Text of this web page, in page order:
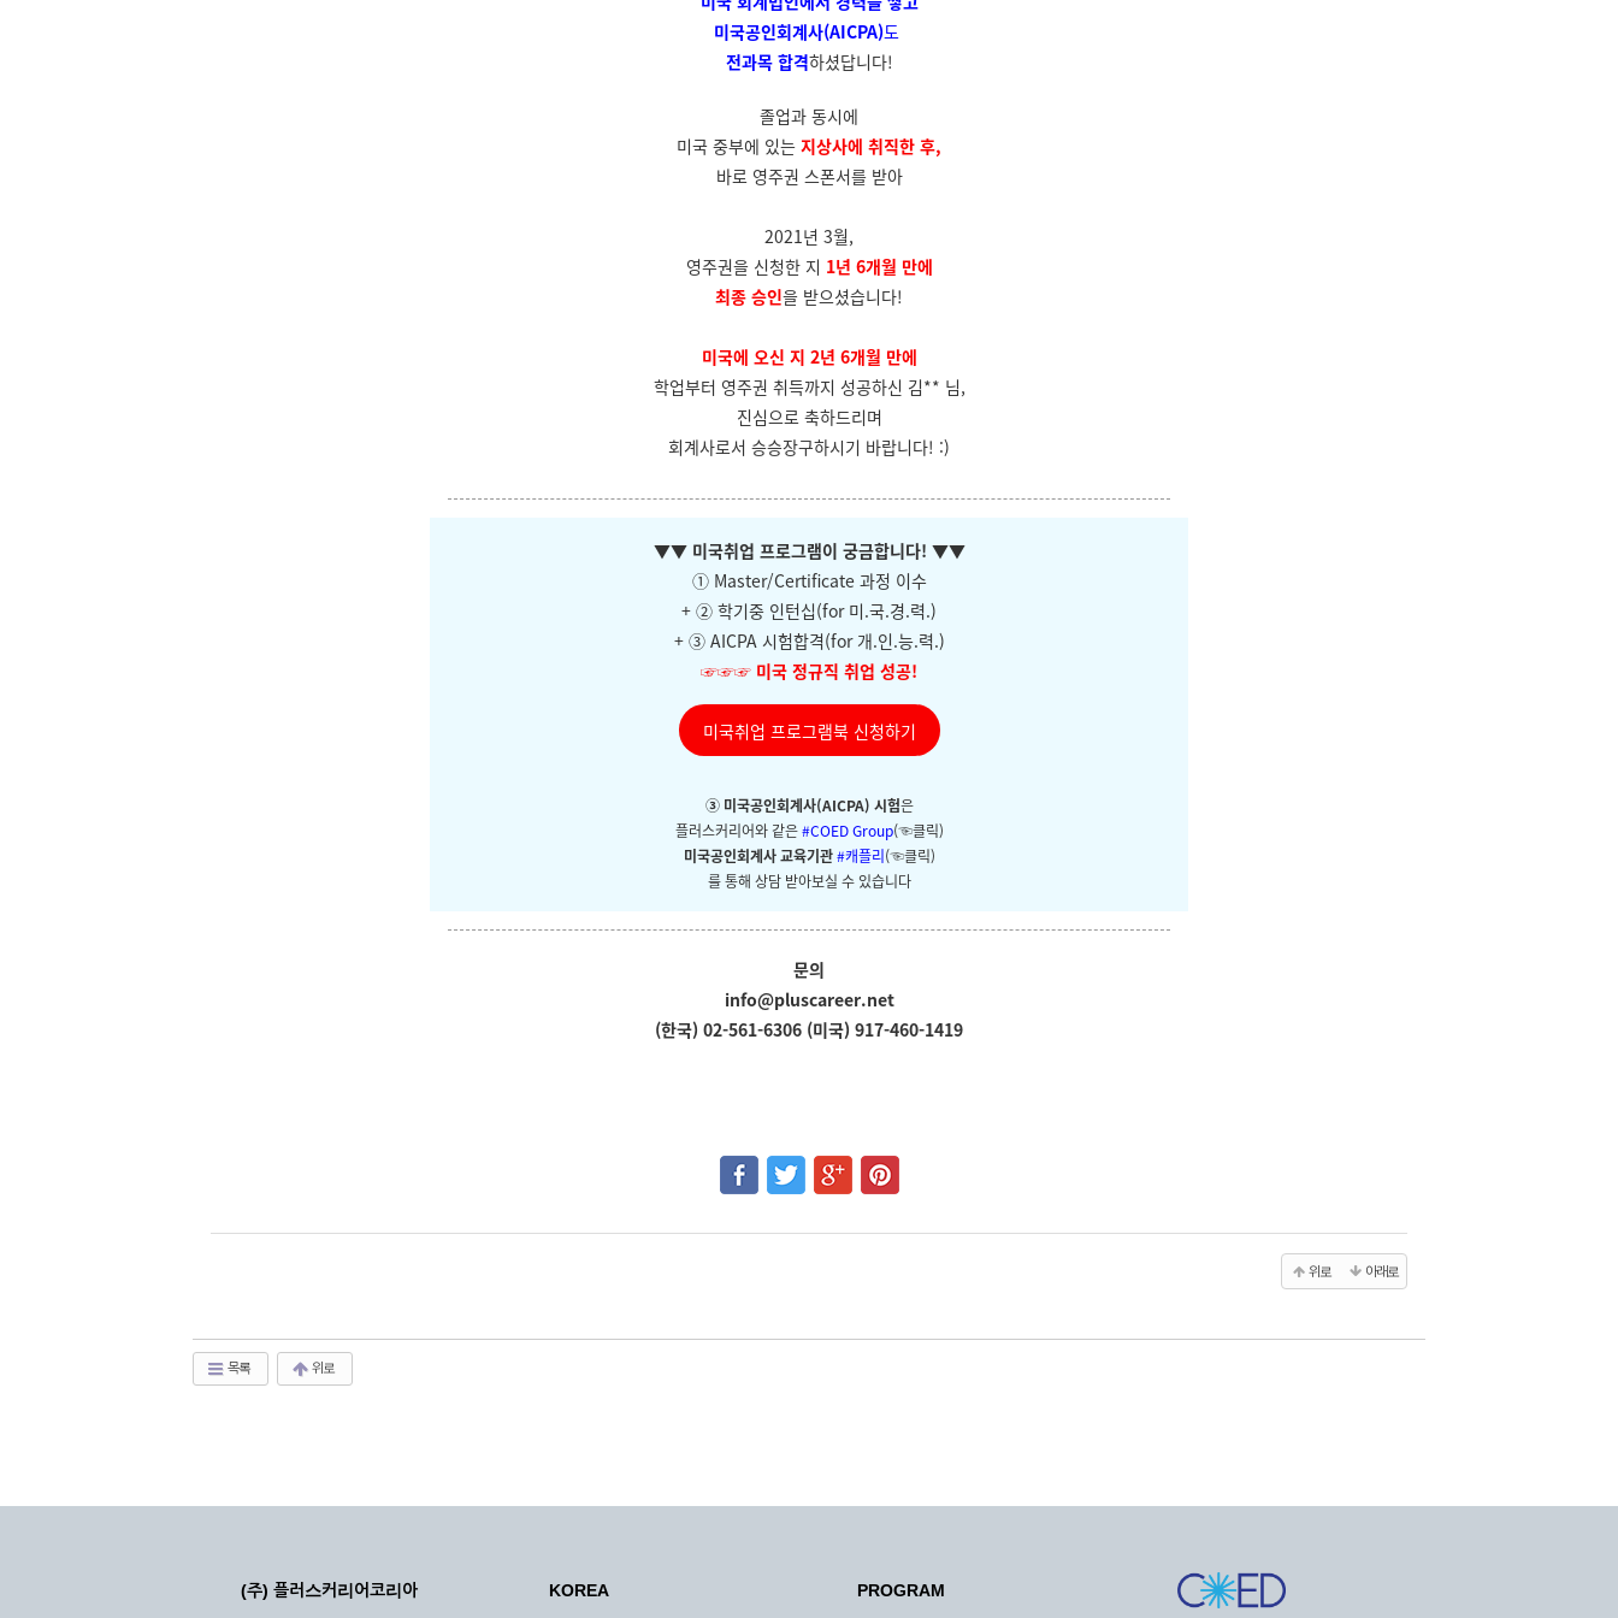
미국공인회계사(AICPA)도
전과목 합격하셨답니다!
졸업과 동시에
미국 중부에 있는 지상사에 취직한 후,
바로 영주권 스폰서를 받아
2021년 3월,
영주권을 신청한 지 1년 6개월 만에
최종 승인을 받으셨습니다!
미국에 오신 지 2년 6개월 만에
학업부터 영주권 취득까지 성공하신 김** 님,
진심으로 축하드리며
회계사로서 승승장구하시기 바랍니다! :)
▼▼ 미국취업 프로그램이 궁금합니다! ▼▼
① Master/Certificate 과정 이수
+ ② 학기중 인턴십(for 미.국.경.력.)
+ ③ AICPA 시험합격(for 개.인.능.력.)
☞☞☞ 미국 정규직 취업 성공!
미국취업 프로그램북 신청하기
③ 미국공인회계사(AICPA) 시험은
플러스커리어와 같은#COED Group(☜클릭)
미국공인회계사 교육기관#캐플리(☜클릭)
를 통해 상담 받아보실 수 있습니다
문의
info@pluscareer.net
(한국) 02-561-6306 (미국) 917-460-1419
위로 아래로
목록 위로
(주) 플러스커리어코리아 KOREA PROGRAM